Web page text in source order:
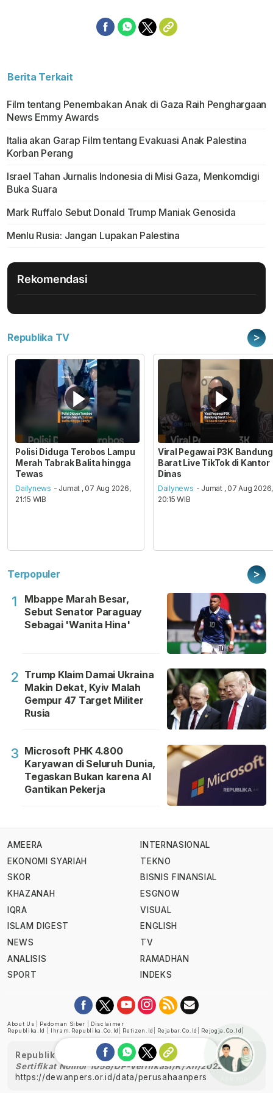
Berita Terkait
Film tentang Penembakan Anak di Gaza Raih Penghargaan
News Emmy Awards
Italia akan Garap Film tentang Evakuasi Anak Palestina
Korban Perang
Israel Tahan Jurnalis Indonesia di Misi Gaza, Menkomdigi
Buka Suara
Mark Ruffalo Sebut Donald Trump Maniak Genosida
Menlu Rusia: Jangan Lupakan Palestina
Rekomendasi
Republika TV >
Polisi Diduga Terobos Lampu
Merah Tabrak Balita hingga
Tewas
Dailynews - Jumat , 07 Aug 2026,
21:15 WIB
Viral Pegawai P3K Bandung
Barat Live TikTok di Kantor
Dinas
Dailynews - Jumat , 07 Aug 2026,
20:15 WIB
Terpopuler >
1
Mbappe Marah Besar,
Sebut Senator Paraguay
Sebagai 'Wanita Hina'
2 Trump Klaim Damai Ukraina
Makin Dekat, Kyiv Malah
Gempur 47 Target Militer
Rusia
3 Microsoft PHK 4.800
Karyawan di Seluruh Dunia,
Tegaskan Bukan karena AI
Gantikan Pekerja
AMEERA
EKONOMI SYARIAH
SKOR
KHAZANAH
IQRA
ISLAM DIGEST
NEWS
ANALISIS
SPORT
INTERNASIONAL
TEKNO
BISNIS FINANSIAL
ESGNOW
VISUAL
ENGLISH
TV
RAMADHAN
INDEKS
About Us Pedoman Siber
Disclaimer
Republika.id
Ihram.republika.co.id Retizen.id Rejabar.co.id Rejogja.co.id
Republika telah diverifikasi oleh Dewan Pers
Sertifikat Nomor 1058/DP-Verifikasi/K/XII/2022
https://dewanpers.or.id/data/perusahaanpers